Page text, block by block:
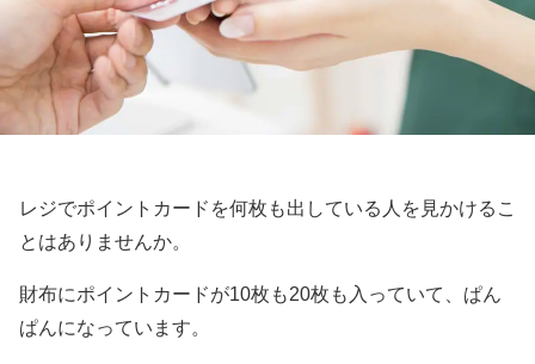
レジでポイントカードを何枚も出している人を見かけるこ
とはありませんか。
財布にポイントカードが10枚も20枚も入っていて、ぱん
ぱんになっています。